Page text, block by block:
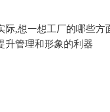
际,想一想工厂的哪些方
管理和形象的利器